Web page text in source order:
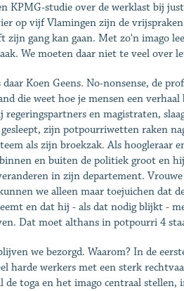
KPMG-studie over de werklast bij
op vijf Vlamingen zijn de
zijn gang kan gaan. Met zo'n imago
We moeten daar niet te veel over
daar Koen Geens. No-nonsense, de
die weet hoe je mensen een
regeringspartners en magistraten,
zijn potpourriwetten raken
als zijn broekzak. Als hoogleraar
en buiten de politiek groot en
in zijn departement.
we alleen maar toejuichen dat
en dat hij - als dat nodig blijkt -
Dat moet althans in potpourri 4
we bezorgd. Waarom? In de
harde werkers met een sterk
de toga en het imago centraal